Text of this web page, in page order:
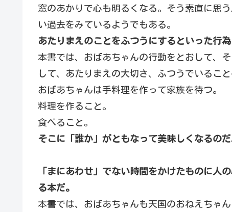
窓のあかりで心も明るくなる。そう素直に思
い過去をみているようでもある。
あたりまえのことをふつうにするといった行
本書では、おばあちゃんの行動をとおして、
して、あたりまえの大切さ、ふつうでいるこ
おばあちゃんは手料理を作って家族を待つ。
料理を作ること。
食べること。
そこに「誰か」がともなって美味しくなるのだ
「まにあわせ」でない時間をかけたものに人
る本だ。
本書では、おばあちゃんも天国のおねえちゃん